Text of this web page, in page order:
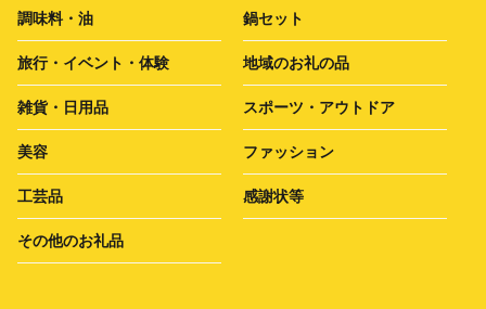
調味料・油 鍋セット
旅行・イベント・体験 地域のお礼の品
雑貨・日用品 スポーツ・アウトドア
美容 ファッション
工芸品 感謝状等
その他のお礼品